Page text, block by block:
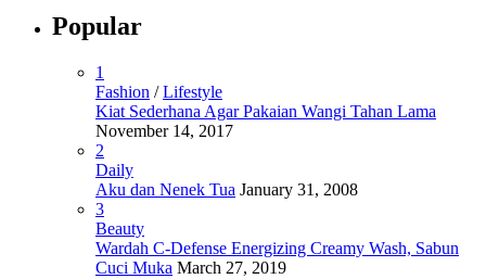
Popular
1
Fashion /Lifestyle
Kiat Sederhana Agar Pakaian Wangi Tahan Lama
November 14, 2017
2
Daily
Aku dan Nenek Tua January 31, 2008
3
Beauty
Wardah C-Defense Energizing Creamy Wash, Sabun
Cuci Muka March 27, 2019